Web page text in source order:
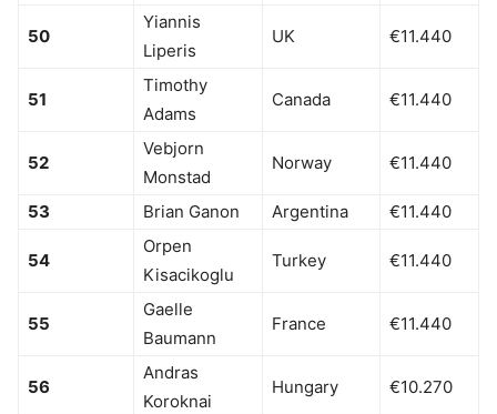
50
Yiannis
Liperis
UK €11.440
51
Timothy
Adams
Canada €11.440
52
Vebjorn
Monstad
Norway €11.440
53 Brian Ganon Argentina €11.440
54
Orpen
Kisacikoglu
Turkey €11.440
55
Gaelle
Baumann
France €11.440
56
Andras
Koroknai
Hungary €10.270